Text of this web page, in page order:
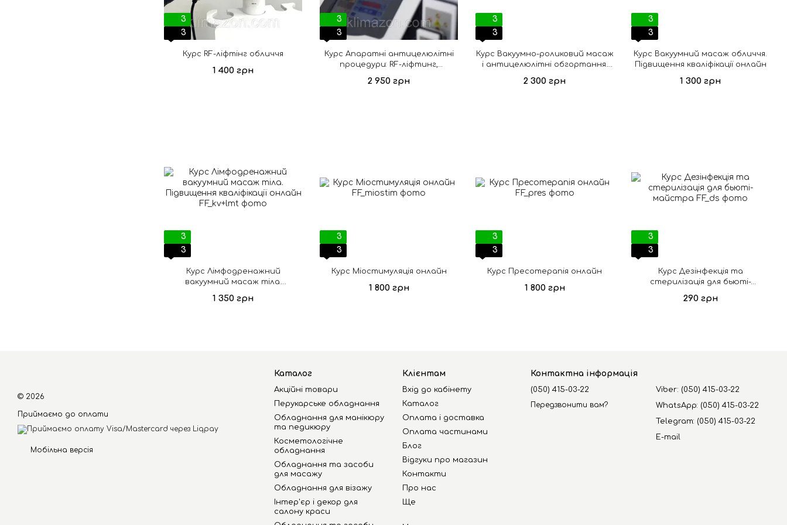
3
3
Курс RF-ліфтінг обличчя
1 400 грн
3
3
Курс Апаратні антицелюлітні
процедури: RF-ліфтинг,
вакуумний.
2 950 грн
3
3
Курс Вакуумно-роликовий масаж
і антицелюлітні обгортання.
2 300 грн
3
3
Курс Вакуумний масаж обличчя.
Підвищення кваліфікації онлайн
1 300 грн
3
3
Курс Лімфодренажний
вакуумний масаж тіла.
1 350 грн
3
3
Курс Міостимуляція онлайн
1 800 грн
3
3
Курс Пресотерапія онлайн
1 800 грн
3
3
Курс Дезінфекція та
стерилізація для бьюті-
290 грн
© 2026
Приймаємо до оплати
Мобільна версія
Каталог
Акційні товари
Перукарське обладнання
Обладнання для манікюру
та педикюру
Косметологічне
обладнання
Обладнання та засоби
для масажу
Обладнання для візажу
Інтер'єр і декор для
салону краси
Клієнтам
Вхід до кабінету
Каталог
Оплата і доставка
Оплата частинами
Блог
Відгуки про магазин
Контакти
Про нас
Ще
Контактна інформація
(050) 415-03-22
Передзвонити вам?
Viber: (050) 415-03-22
WhatsApp: (050) 415-03-22
Telegram: (050) 415-03-22
E-mail